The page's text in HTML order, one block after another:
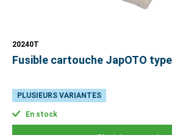
20240T
Fusible cartouche JapOTO
PLUSIEURS VARIANTES
En stock